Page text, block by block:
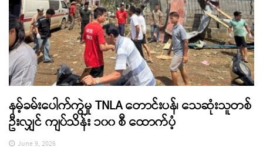
နမ့်ခမ်းပေါက်ကွဲမှု TNLA တောင်းပန်၊ သေဆုံးသူတစ်
ဦးလျှင် ကျပ်သိန်း ၁၀၀ စီ ထောက်ပံ့
June 9, 2026